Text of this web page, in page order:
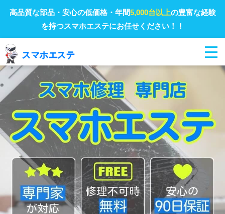
高品質な部品・安心の低価格・年間5,000台以上の豊富な経験
を持つスマホエステにお任せください！！